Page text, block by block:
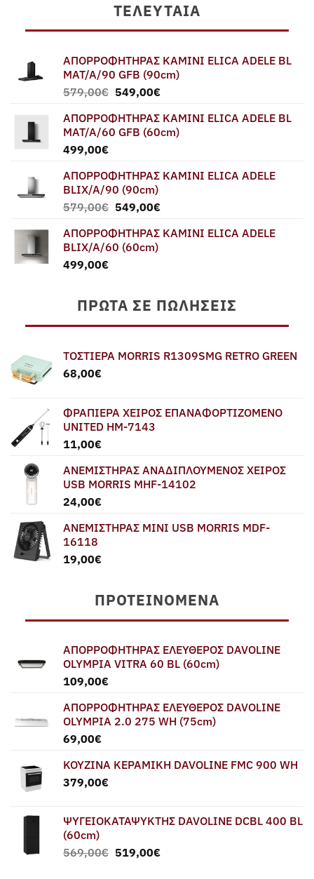
ΤΕΛΕΥΤΑΊΑ
ΑΠΟΡΡΟΦΗΤΗΡΑΣ ΚΑΜΙΝΙ ELICA ADELE BL
MAT/A/90 GFB (90cm)
579,00€ Original
was:
579,00€.
549,00€Η
τιμή
είναι:
ΑΠΟΡΡΟΦΗΤΗΡΑΣ ΚΑΜΙΝΙ ELICA ADELE BL
MAT/A/60 GFB (60cm)
499,00€
ΑΠΟΡΡΟΦΗΤΗΡΑΣ ΚΑΜΙΝΙ ELICA ADELE
BLIX/A/90 (90cm)
579,00€ Original
was:
579,00€.
549,00€Η
τιμή
ΑΠΟΡΡΟΦΗΤΗΡΑΣ ΚΑΜΙΝΙ ELICA ADELE
BLIX/A/60 (60cm)
499,00€
ΠΡΏΤΑ ΣΕ ΠΩΛΉΣΕΙΣ
ΤΟΣΤΙΕΡΑ MORRIS R1309SMG RETRO GREEN
68,00€
ΦΡΑΠΙΕΡΑ ΧΕΙΡΟΣ ΕΠΑΝΑΦΟΡΤΙΖΟΜΕΝΟ
UNITED HM-7143
11,00€
ΑΝΕΜΙΣΤΗΡΑΣ ΑΝΑΔΙΠΛΟΥΜΕΝΟΣ ΧΕΙΡΟΣ
USB MORRIS MHF-14102
24,00€
ΑΝΕΜΙΣΤΗΡΑΣ MINI USB MORRIS MDF-
16118
19,00€
ΠΡΟΤΕΙΝΌΜΕΝΑ
ΑΠΟΡΡΟΦΗΤΗΡΑΣ ΕΛΕΥΘΕΡΟΣ DAVOLINE
OLYMPIA VITRA 60 BL (60cm)
109,00€
ΑΠΟΡΡΟΦΗΤΗΡΑΣ ΕΛΕΥΘΕΡΟΣ DAVOLINE
OLYMPIA 2.0 275 WH (75cm)
69,00€
ΚΟΥΖΙΝΑ ΚΕΡΑΜΙΚΗ DAVOLINE FMC 900 WH
379,00€
ΨΥΓΕΙΟΚΑΤΑΨΥΚΤΗΣ DAVOLINE DCBL 400 BL
(60cm)
569,00€ Original
519,00€Η